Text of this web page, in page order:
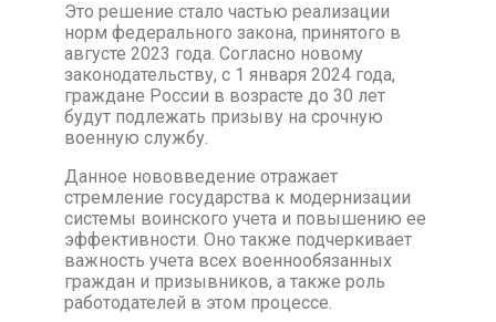
Это решение стало частью реализации
норм федерального закона, принятого в
августе 2023 года. Согласно новому
законодательству, с 1 января 2024 года,
граждане России в возрасте до 30 лет
будут подлежать призыву на срочную
военную службу.
Данное нововведение отражает
стремление государства к модернизации
системы воинского учета и повышению ее
эффективности. Оно также подчеркивает
важность учета всех военнообязанных
граждан и призывников, а также роль
работодателей в этом процессе.